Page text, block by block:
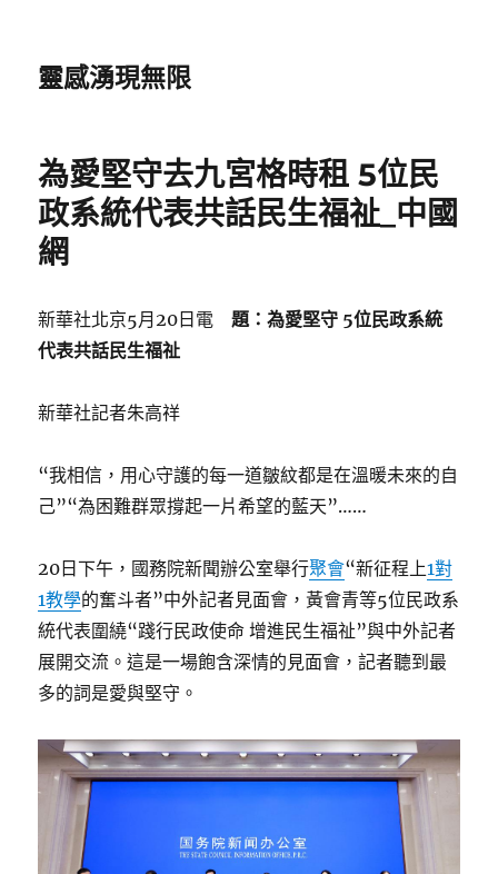
靈感湧現無限
為愛堅守去九宮格時租 5位民
政系統代表共話民生福祉_中國
網
新華社北京5月20日電題：為愛堅守 5位民政系統
代表共話民生福祉
新華社記者朱高祥
“我相信，用心守護的每一道皺紋都是在溫暖未來的自
己”“為困難群眾撐起一片希望的藍天”……
20日下午，國務院新聞辦公室舉行聚會“新征程上1對
1教學的奮斗者”中外記者見面會，黃會青等5位民政系
統代表圍繞“踐行民政使命 增進民生福祉”與中外記者
展開交流。這是一場飽含深情的見面會，記者聽到最
多的詞是愛與堅守。